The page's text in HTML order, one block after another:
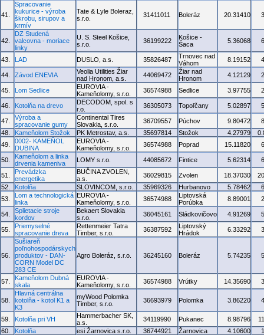
41.
Spracovanie
kukurice - výroba
škrobu, sirupov a
krmív
Tate & Lyle Boleraz,
s.r.o.
31411011 Boleráz 20.31410
42.
DZ Studená
valcovna - moriace
linky
U. S. Steel Košice,
s.r.o.
36199222
Košice -
Šaca
5.36068
43. LAD DUSLO, a.s. 35826487
Trnovec nad
Váhom
8.19152
44. Závod ENEVIA
Veolia Utilities Žiar
nad Hronom, a.s.
44069472
Žiar nad
Hronom
4.12129
45. Lom Sedlice
EUROVIA -
Kameňolomy, s.r.o.
36574988 Sedlice 3.97755
46. Kotolňa na drevo
DECODOM, spol. s
r.o.
36305073 Topoľčany 5.02897
47.
Výroba a
spracovanie gumy
Continental Tires
Slovakia, s.r.o.
36709557 Púchov 9.80472
48.
Kameňolom Stožok PK Metrostav, a.s. 35697814 Stožok 4.27979
49.
0002- KAMEŇOL
DUBINA
EUROVIA -
Kameňolomy, s.r.o.
36574988 Poprad 15.11820
50.
Kameňolom a linka
drvenia kameniva
LOMY s.r.o. 44085672 Fintice 5.62314
51.
Prevádzka
energetika
BUČINA ZVOLEN,
a.s.
36029815 Zvolen 18.37030
52.
Kotolňa SLOVINCOM, s.r.o. 35969326 Hurbanovo 5.78462
53.
Lom a technologická
linka
EUROVIA -
Kameňolomy, s.r.o.
36574988
Liptovská
Porúbka
8.89001
54.
Splietacie stroje
kordov
Bekaert Slovakia
s.r.o.
36045161 Sládkovičovo 4.91269
55.
Priemyselné
spracovanie dreva
Rettenmeier Tatra
Timber, s.r.o.
36387592
Liptovský
Hrádok
6.33292
56.
Sušiareň
poľnohospodárskych
produktov - DAN-
CORN Model DC
283 CE
Agro Boleráz, s.r.o. 36245160 Boleráz 5.74235
57.
Kameňolom Dubná
skala
EUROVIA -
Kameňolomy, s.r.o.
36574988 Vrútky 14.35690
58.
Hlavná centrálna
kotolňa - kotol K1 a
K3
myWood Polomka
Timber, s.r.o.
36693979 Polomka 3.86220
59. Kotolňa pri VH
Hammerbacher SK,
a.s.
34119990 Pukanec 8.98796
60.
Kotolňa esi Žarnovica s.r.o. 36744921 Žarnovica 4.10600